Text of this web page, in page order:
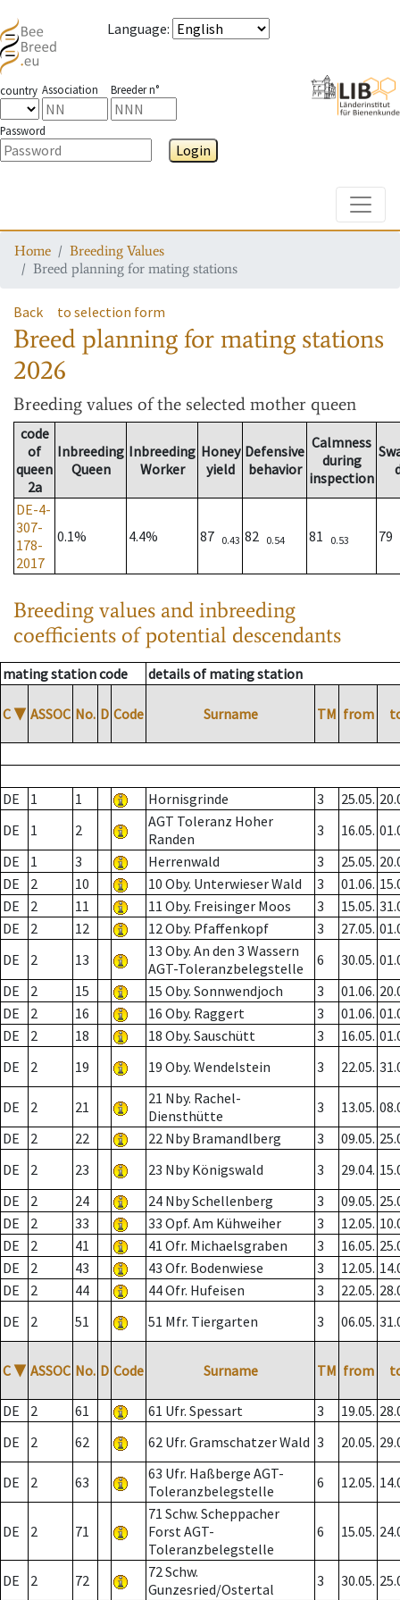
Language:
country Association Breeder n°
Password
Login
Home
Breeding Values
Breed planning for mating stations
Back to selection form
Breed planning for mating stations
2026
Breeding values of the selected mother queen
code
of
queen
2a
Inbreeding
Queen
Inbreeding
Worker
Honey
yield
Defensive
behavior
Calmness
during
inspection
DE-4-
307-
178-
2017
0.1% 4.4% 87 0.43 82 0.54 81 0.53 79
Breeding values and inbreeding
coefficients of potential descendants
mating station code details of mating station
C ▼ ASSOC No. D Code Surname TM from
DE 1 1 Hornisgrinde 3 25.05.
DE
1 2
AGT Toleranz Hoher
Randen
3 16.05.
DE
1 3 Herrenwald 3 25.05.
DE
2 10 10 Oby. Unterwieser Wald 3 01.06.
DE
2 11 11 Oby. Freisinger Moos 3 15.05.
DE
2 12 12 Oby. Pfaffenkopf 3 27.05.
DE
2 13
13 Oby. An den 3 Wassern
AGT-Toleranzbelegstelle
6 30.05.
DE
2 15 15 Oby. Sonnwendjoch 3 01.06.
DE
2 16 16 Oby. Raggert 3 01.06.
DE
2 18 18 Oby. Sauschütt 3 16.05.
DE
2 19 19 Oby. Wendelstein 3 22.05.
DE 2 21
21 Nby. Rachel-
Diensthütte
3 13.05.
DE
2 22 22 Nby Bramandlberg 3 09.05.
DE
2 23 23 Nby Königswald 3 29.04.
DE
2 24 24 Nby Schellenberg 3 09.05.
DE
2 33 33 Opf. Am Kühweiher 3 12.05.
DE
2 41 41 Ofr. Michaelsgraben 3 16.05.
DE
2 43 43 Ofr. Bodenwiese 3 12.05.
DE
2 44 44 Ofr. Hufeisen 3 22.05.
DE
2 51 51 Mfr. Tiergarten 3 06.05.
C ▼ ASSOC No. D Code Surname TM from
DE 2 61 61 Ufr. Spessart 3 19.05.
DE
2 62 62 Ufr. Gramschatzer Wald 3 20.05.
DE 2 63
63 Ufr. Haßberge AGT-
Toleranzbelegstelle
6 12.05.
DE 2 71
71 Schw. Scheppacher
Forst AGT-
Toleranzbelegstelle
6 15.05.
DE 2 72
72 Schw.
Gunzesried/Ostertal
3 30.05.